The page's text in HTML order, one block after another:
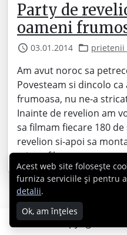
Party de
oameni
03.01.2014 prietenii
Am avut noroc sa
Povesteam si dincolo
frumoasa, nu ne-a
Inainte de revelion am
sa filmam fiecare 180
revelion si-apoi sa
mi-am filmat partea
Copyright ©
Acest web site folosește
furniza serviciile și pentru
detalii.
Ok, am înțeles